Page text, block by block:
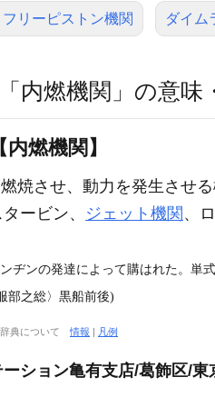
フリーピストン機関 ダイム
内燃機関」の意味
内燃機関】
焼させ、動力を発生させ
ービン、 ジェット機関 、
ヂンの発達によって購はれた。単
部之総〉黒船前後)
辞典について情報 | 凡例
ション亀有支店/葛飾区/東